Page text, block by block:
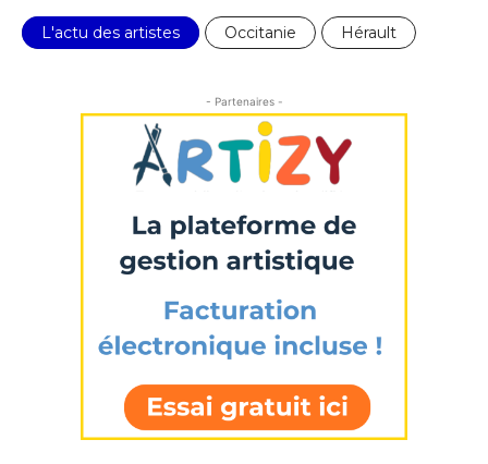
L'actu des artistes Occitanie Hérault
- Partenaires -